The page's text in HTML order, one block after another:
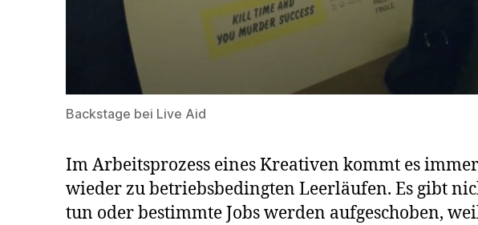
Backstage bei Live Aid
Im Arbeitsprozess eines Kreativen kommt es immer
wieder zu betriebsbedingten Leerläufen. Es gibt
tun oder bestimmte Jobs werden aufgeschoben,